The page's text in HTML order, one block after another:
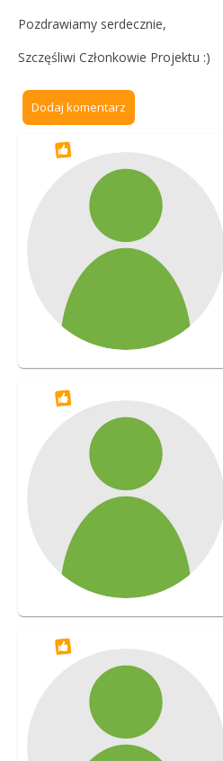
Pozdrawiamy serdecznie,
Szczęśliwi Członkowie Projektu :)
Dodaj komentarz